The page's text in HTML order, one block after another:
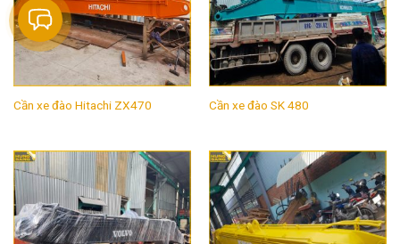
Cần xe đào Hitachi ZX470 Cần xe đào SK 480